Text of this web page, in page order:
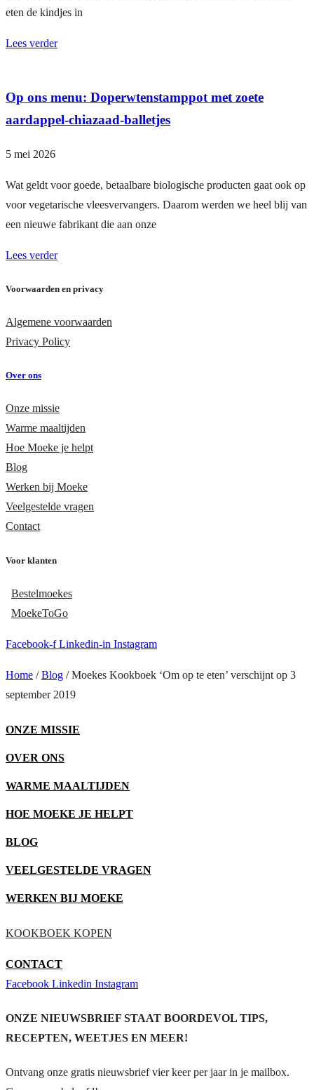
eten de kindjes in
Lees verder
Op ons menu: Doperwtenstamppot met zoete
aardappel-chiazaad-balletjes
5 mei 2026
Wat geldt voor goede, betaalbare biologische producten gaat ook op
voor vegetarische vleesvervangers. Daarom werden we heel blij van
een nieuwe fabrikant die aan onze
Lees verder
Voorwaarden en privacy
Algemene voorwaarden
Privacy Policy
Over ons
Onze missie
Warme maaltijden
Hoe Moeke je helpt
Blog
Werken bij Moeke
Veelgestelde vragen
Contact
Voor klanten
Bestelmoekes
MoekeToGo
Facebook-f Linkedin-in Instagram
Home /Blog /Moekes Kookboek ‘Om op te eten’ verschijnt op 3
september 2019
ONZE MISSIE
OVER ONS
WARME MAALTIJDEN
HOE MOEKE JE HELPT
BLOG
VEELGESTELDE VRAGEN
WERKEN BIJ MOEKE
KOOKBOEK KOPEN
CONTACT
Facebook Linkedin Instagram
ONZE NIEUWSBRIEF STAAT BOORDEVOL TIPS,
RECEPTEN, WEETJES EN MEER!
Ontvang onze gratis nieuwsbrief vier keer per jaar in je mailbox.